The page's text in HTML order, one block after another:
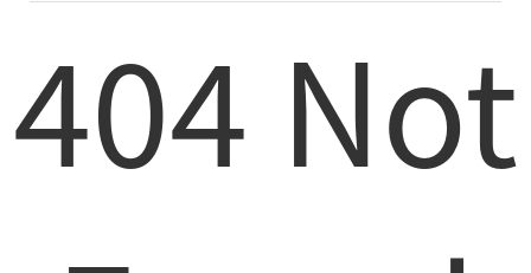
404 Not